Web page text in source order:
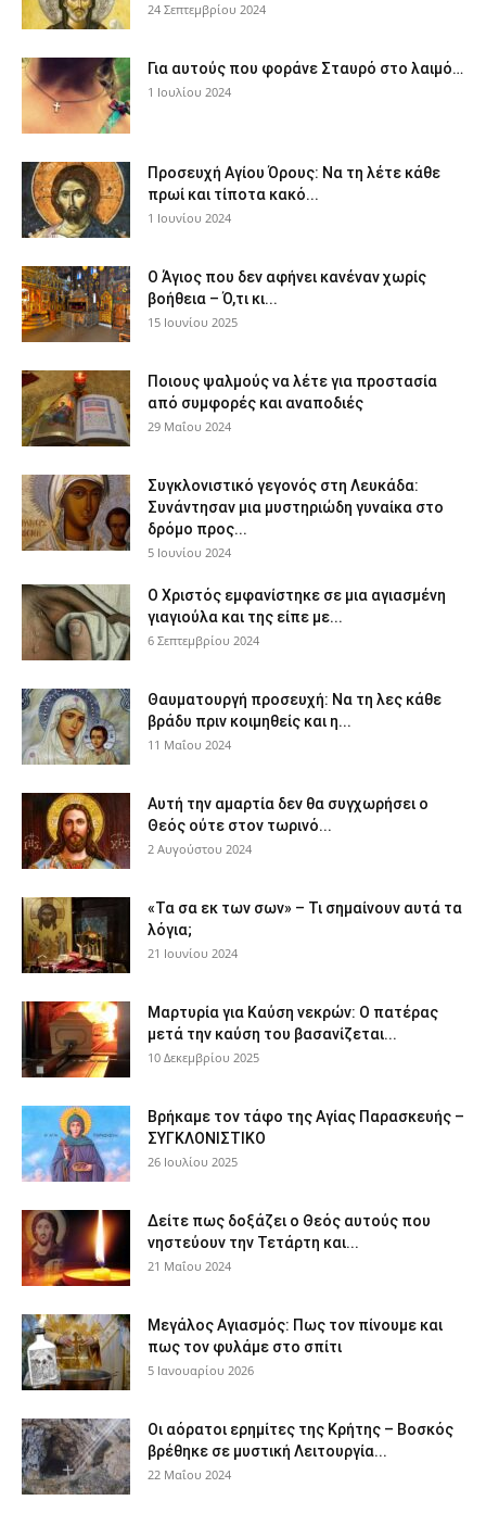
24 Σεπτεμβρίου 2024
Για αυτούς που φοράνε Σταυρό στο λαιμό…
1 Ιουλίου 2024
Προσευχή Αγίου Όρους: Να τη λέτε κάθε
πρωί και τίποτα κακό...
1 Ιουνίου 2024
Ο Άγιος που δεν αφήνει κανέναν χωρίς
βοήθεια – Ό,τι κι...
15 Ιουνίου 2025
Ποιους ψαλμούς να λέτε για προστασία
από συμφορές και αναποδιές
29 Μαΐου 2024
Συγκλονιστικό γεγονός στη Λευκάδα:
Συνάντησαν μια μυστηριώδη γυναίκα στο
δρόμο προς...
5 Ιουνίου 2024
Ο Χριστός εμφανίστηκε σε μια αγιασμένη
γιαγιούλα και της είπε με...
6 Σεπτεμβρίου 2024
Θαυματουργή προσευχή: Να τη λες κάθε
βράδυ πριν κοιμηθείς και η...
11 Μαΐου 2024
Αυτή την αμαρτία δεν θα συγχωρήσει ο
Θεός ούτε στον τωρινό...
2 Αυγούστου 2024
«Τα σα εκ των σων» – Τι σημαίνουν αυτά τα
λόγια;
21 Ιουνίου 2024
Μαρτυρία για Καύση νεκρών: Ο πατέρας
μετά την καύση του βασανίζεται...
10 Δεκεμβρίου 2025
Βρήκαμε τον τάφο της Αγίας Παρασκευής –
ΣΥΓΚΛΟΝΙΣΤΙΚΟ
26 Ιουλίου 2025
Δείτε πως δοξάζει ο Θεός αυτούς που
νηστεύουν την Τετάρτη και...
21 Μαΐου 2024
Μεγάλος Αγιασμός: Πως τον πίνουμε και
πως τον φυλάμε στο σπίτι
5 Ιανουαρίου 2026
Οι αόρατοι ερημίτες της Κρήτης – Βοσκός
βρέθηκε σε μυστική Λειτουργία...
22 Μαΐου 2024